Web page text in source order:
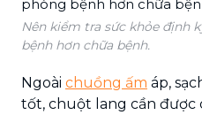
Nên kiểm tra sức khỏe định
bệnh hơn chữa bệnh.
Ngoài chuồng ấm áp,
tốt, chuột lang cần được